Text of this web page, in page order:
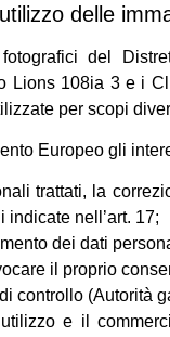
delle
del
Lions 108ia 3 e i
per scopi
Europeo gli
trattati, la
nell’art. 17;
dei dati
il proprio
controllo (Autorità
e il